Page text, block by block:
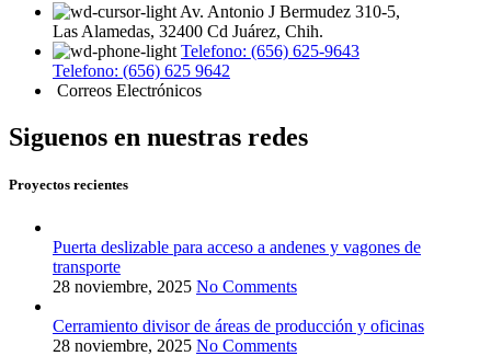
Av. Antonio J Bermudez 310-5,
Las Alamedas, 32400 Cd Juárez, Chih.
Telefono: (656) 625-9643
Telefono: (656) 625 9642
Correos Electrónicos
Siguenos en nuestras redes
Proyectos recientes
Puerta deslizable para acceso a andenes y vagones de
transporte
28 noviembre, 2025 No Comments
Cerramiento divisor de áreas de producción y oficinas
28 noviembre, 2025 No Comments